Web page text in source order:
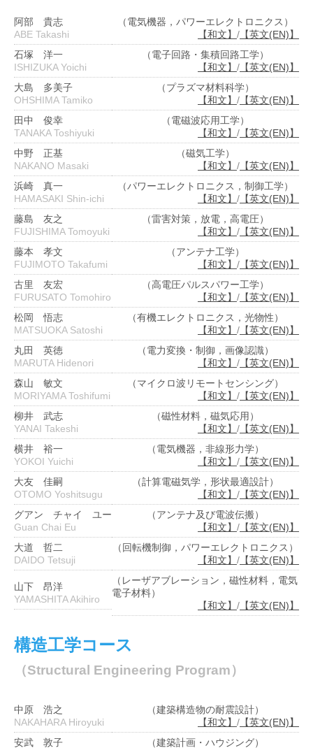
阿部 貴志
ABE Takashi
（電気機器，パワーエレクトロニクス）
【和文】 / 【英文(EN)】
石塚 洋一
ISHIZUKA Yoichi
（電子回路・集積回路工学）
【和文】 / 【英文(EN)】
大島 多美子
OHSHIMA Tamiko
（プラズマ材料科学）
【和文】 / 【英文(EN)】
田中 俊幸
TANAKA Toshiyuki
（電磁波応用工学）
【和文】 / 【英文(EN)】
中野 正基
NAKANO Masaki
（磁気工学）
【和文】 / 【英文(EN)】
浜崎 真一
HAMASAKI Shin-ichi
（パワーエレクトロニクス，制御工学）
【和文】 / 【英文(EN)】
藤島 友之
FUJISHIMA Tomoyuki
（雷害対策，放電，高電圧）
【和文】 / 【英文(EN)】
藤本 孝文
FUJIMOTO Takafumi
（アンテナ工学）
【和文】 / 【英文(EN)】
古里 友宏
FURUSATO Tomohiro
（高電圧パルスパワー工学）
【和文】 / 【英文(EN)】
松岡 悟志
MATSUOKA Satoshi
（有機エレクトロニクス，光物性）
【和文】 / 【英文(EN)】
丸田 英徳
MARUTA Hidenori
（電力変換・制御，画像認識）
【和文】 / 【英文(EN)】
森山 敏文
MORIYAMA Toshifumi
（マイクロ波リモートセンシング）
【和文】 / 【英文(EN)】
柳井 武志
YANAI Takeshi
（磁性材料，磁気応用）
【和文】 / 【英文(EN)】
横井 裕一
YOKOI Yuichi
（電気機器，非線形力学）
【和文】 / 【英文(EN)】
大友 佳嗣
OTOMO Yoshitsugu
（計算電磁気学，形状最適設計）
【和文】 / 【英文(EN)】
グアン チャイ ユー
Guan Chai Eu
（アンテナ及び電波伝搬）
【和文】 / 【英文(EN)】
大道 哲二
DAIDO Tetsuji
（回転機制御，パワーエレクトロニクス）
【和文】 / 【英文(EN)】
山下 昂洋
YAMASHITA Akihiro
（レーザアブレーション，磁性材料，電気
電子材料）
【和文】 / 【英文(EN)】
構造工学コース
（Structural Engineering Program）
中原 浩之
NAKAHARA Hiroyuki
（建築構造物の耐震設計）
【和文】 / 【英文(EN)】
安武 敦子
（建築計画・ハウジング）